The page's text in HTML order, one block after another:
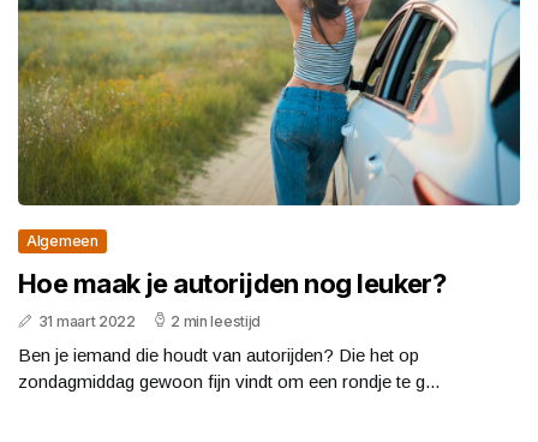
Algemeen
Hoe maak je autorijden nog leuker?
31 maart 2022 2 min leestijd
Ben je iemand die houdt van autorijden? Die het op
zondagmiddag gewoon fijn vindt om een rondje te g...